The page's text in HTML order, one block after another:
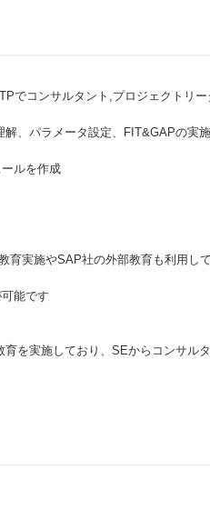
でコンサルタント,プロジェクトリ
、パラメータ設定、FIT&GAPの実施
ルを作成
育実施やSAP社の外部教育も利用し
能です
を実施しており、SEからコンサル